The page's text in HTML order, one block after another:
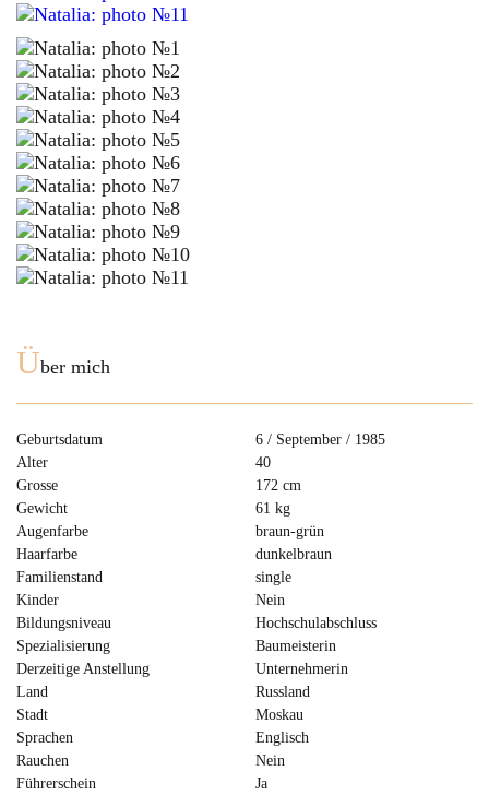
Über mich
Geburtsdatum
6 / September / 1985
Alter
40
Grosse
172 cm
Gewicht
61 kg
Augenfarbe
braun-grün
Haarfarbe
dunkelbraun
Familienstand
single
Kinder
Nein
Bildungsniveau
Hochschulabschluss
Spezialisierung
Baumeisterin
Derzeitige Anstellung
Unternehmerin
Land
Russland
Stadt
Moskau
Sprachen
Englisch
Rauchen
Nein
Führerschein
Ja